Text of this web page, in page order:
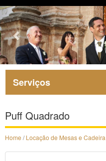
Previous
Serviços
Puff Quadrado
Home /Locação de Mesas e Cadeira